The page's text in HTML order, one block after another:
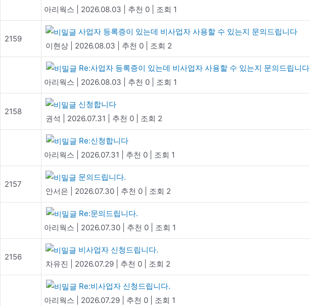
아리웍스
2026.08.03 추천 0 조회 1
2159
사업자 등록증이 있는데 비사업자 사용할 수 있는지 문의드립니다
이현상
2026.08.03 추천 0 조회 2
Re:사업자 등록증이 있는데 비사업자 사용할 수 있는지 문의드립니다
아리웍스
2026.08.03 추천 0 조회 1
2158
신청합니다
권석
2026.07.31 추천 0 조회 2
Re:신청합니다
아리웍스
2026.07.31 추천 0 조회 1
2157
문의드립니다.
안서은
2026.07.30 추천 0 조회 2
Re:문의드립니다.
아리웍스
2026.07.30 추천 0 조회 1
2156
비사업자 신청드립니다.
차유진
2026.07.29 추천 0 조회 2
Re:비사업자 신청드립니다.
아리웍스
2026.07.29 추천 0 조회 1